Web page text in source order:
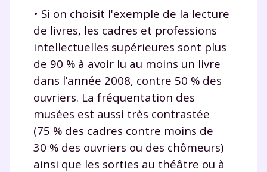
• Si on choisit l'exemple de la lecture
de livres, les cadres et professions
intellectuelles supérieures sont plus
de 90 % à avoir lu au moins un livre
dans l’année 2008, contre 50 % des
ouvriers. La fréquentation des
musées est aussi très contrastée
(75 % des cadres contre moins de
30 % des ouvriers ou des chômeurs)
ainsi que les sorties au théâtre ou à